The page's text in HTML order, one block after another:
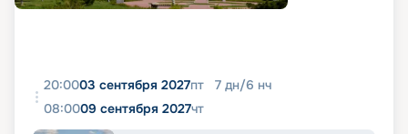
20:0003 сентября 2027пт 7 дн/6 нч
08:0009 сентября 2027чт